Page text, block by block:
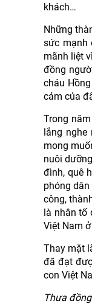
khách…
Những
sức mạnh
mãnh liệt
đồng
cháu
cảm của
Trong
lắng nghe
mong
nuôi
đình, quê
phóng
công,
là nhân tố
Việt Nam
Thay mặt
đã đạt
con Việt
Thưa